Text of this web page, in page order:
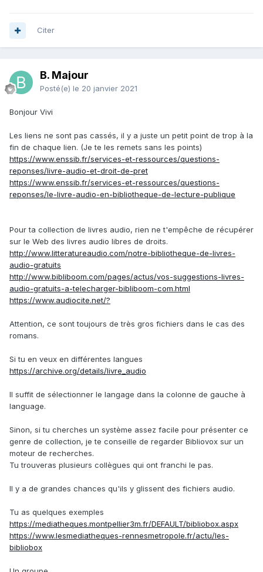
Citer
B. Majour
Posté(e) le 20 janvier 2021
Bonjour Vivi
Les liens ne sont pas cassés, il y a juste un petit point de trop à la
fin de chaque lien. (Je te les remets sans les points)
https://www.enssib.fr/services-et-ressources/questions-
reponses/livre-audio-et-droit-de-pret
https://www.enssib.fr/services-et-ressources/questions-
reponses/le-livre-audio-en-bibliotheque-de-lecture-publique
Pour ta collection de livres audio, rien ne t'empêche de récupérer
sur le Web des livres audio libres de droits.
http://www.litteratureaudio.com/notre-bibliotheque-de-livres-
audio-gratuits
http://www.bibliboom.com/pages/actus/vos-suggestions-livres-
audio-gratuits-a-telecharger-bibliboom-com.html
https://www.audiocite.net/?
Attention, ce sont toujours de très gros fichiers dans le cas des
romans.
Si tu en veux en différentes langues
https://archive.org/details/livre_audio
Il suffit de sélectionner le langage dans la colonne de gauche à
language.
Sinon, si tu cherches un système assez facile pour présenter ce
genre de collection, je te conseille de regarder Bibliovox sur un
moteur de recherches.
Tu trouveras plusieurs collègues qui ont franchi le pas.
Il y a de grandes chances qu'ils y glissent des fichiers audio.
Tu as quelques exemples
https://mediatheques.montpellier3m.fr/DEFAULT/bibliobox.aspx
https://www.lesmediatheques-rennesmetropole.fr/actu/les-
bibliobox